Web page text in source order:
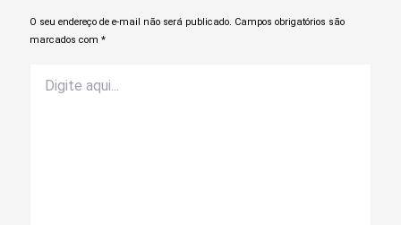
O seu endereço de e-mail não será publicado. Campos obrigatórios são
marcados com*
aqui...